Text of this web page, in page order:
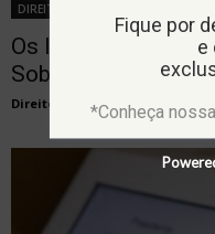
DIREITO E FILOSOFIA
Os Imaginários
Sobre O Ideal Da
Direito Entre Ciências 29 de
Fique por
e
*Conheça